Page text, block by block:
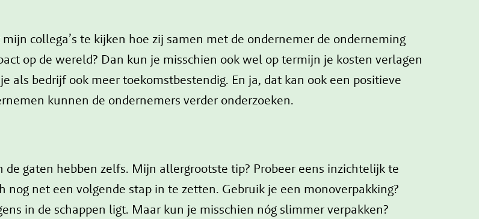
collega’s te kijken hoe zij samen met de ondernemer de onderneming
op de wereld? Dan kun je misschien ook wel op termijn je kosten verlagen
als bedrijf ook meer toekomstbestendig. En ja, dat kan ook een positieve
kunnen de ondernemers verder onderzoeken.
gaten hebben zelfs. Mijn allergrootste tip? Probeer eens inzichtelijk te
net een volgende stap in te zetten. Gebruik je een monoverpakking?
in de schappen ligt. Maar kun je misschien nóg slimmer verpakken?